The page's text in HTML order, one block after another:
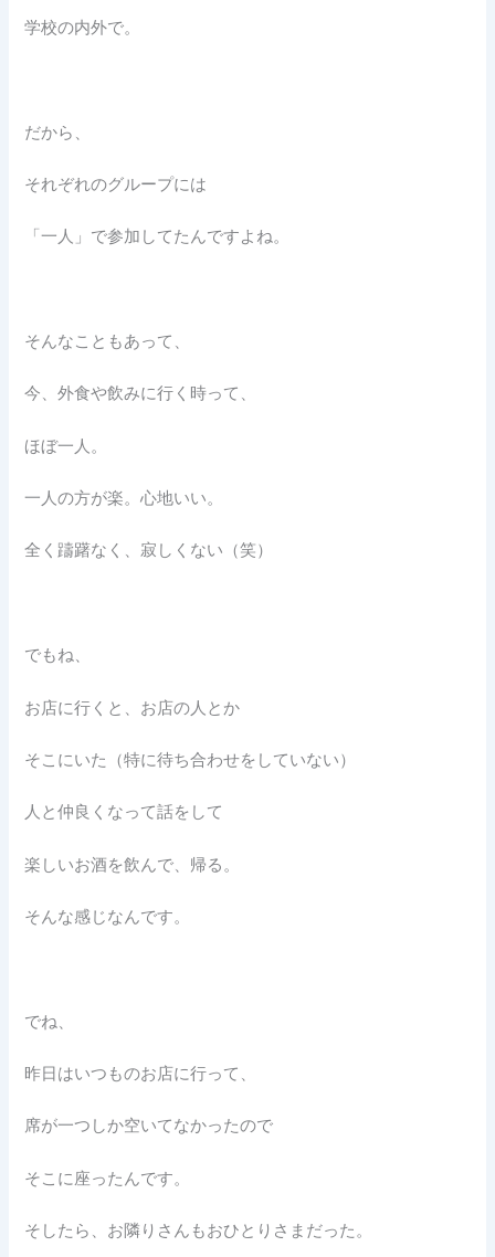
学校の内外で。
だから、
それぞれのグループには
「一人」で参加してたんですよね。
そんなこともあって、
今、外食や飲みに行く時って、
ほぼ一人。
一人の方が楽。心地いい。
全く躊躇なく、寂しくない（笑）
でもね、
お店に行くと、お店の人とか
そこにいた（特に待ち合わせをしていない）
人と仲良くなって話をして
楽しいお酒を飲んで、帰る。
そんな感じなんです。
でね、
昨日はいつものお店に行って、
席が一つしか空いてなかったので
そこに座ったんです。
そしたら、お隣りさんもおひとりさまだった。